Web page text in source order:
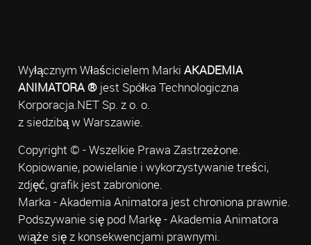
Wyłącznym Właścicielem Marki AKADEMIA
ANIMATORA ®jest Spółka Technologiczna
Korporacja.NET Sp. z o. o.
z siedzibą w Warszawie.
Copyright © - Wszelkie Prawa Zastrzeżone.
Kopiowanie, powielanie i wykorzystywanie treści,
zdjęć, grafik jest zabronione.
Marka - Akademia Animatora jest chroniona prawnie.
Podszywanie się pod Markę - Akademia Animatora
wiąże się z konsekwencjami prawnymi.